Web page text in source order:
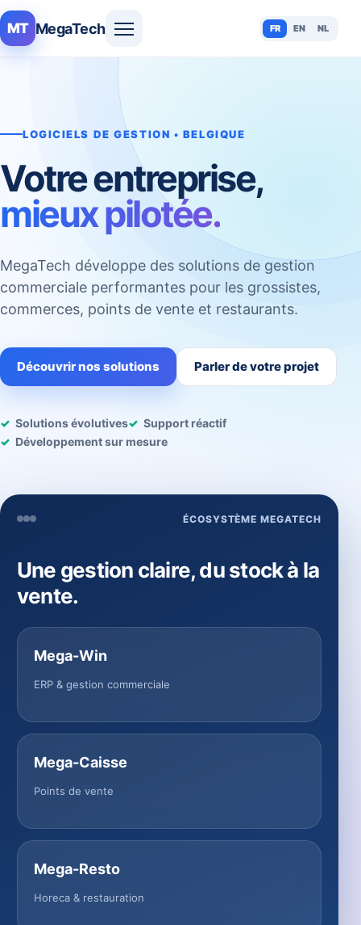
MT MegaTech FR EN NL
LOGICIELS DE GESTION • BELGIQUE
Votre entreprise,
mieux pilotée.
MegaTech développe des solutions de gestion
commerciale performantes pour les grossistes,
commerces, points de vente et restaurants.
Découvrir nos solutions Parler de votre projet
Solutions évolutives
Support réactif
Développement sur mesure
ÉCOSYSTÈME MEGATECH
Une gestion claire, du stock à la
vente.
Mega-Win
ERP & gestion commerciale
Mega-Caisse
Points de vente
Mega-Resto
Horeca & restauration